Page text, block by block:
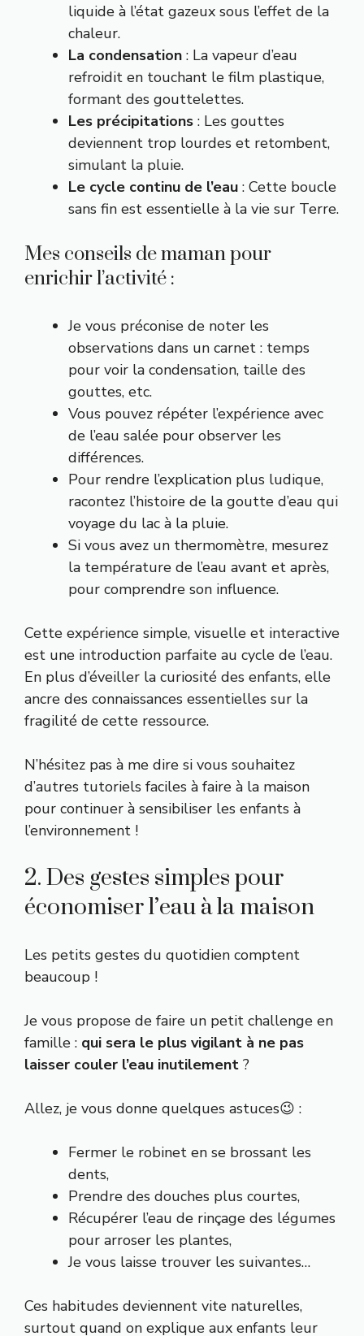
liquide à l’état gazeux sous l’effet de la
chaleur.
La condensation : La vapeur d’eau
refroidit en touchant le film plastique,
formant des gouttelettes.
Les précipitations : Les gouttes
deviennent trop lourdes et retombent,
simulant la pluie.
Le cycle continu de l’eau : Cette boucle
sans fin est essentielle à la vie sur Terre.
Mes conseils de maman pour
enrichir l’activité :
Je vous préconise de noter les
observations dans un carnet : temps
pour voir la condensation, taille des
gouttes, etc.
Vous pouvez répéter l’expérience avec
de l’eau salée pour observer les
différences.
Pour rendre l’explication plus ludique,
racontez l’histoire de la goutte d’eau qui
voyage du lac à la pluie.
Si vous avez un thermomètre, mesurez
la température de l’eau avant et après,
pour comprendre son influence.
Cette expérience simple, visuelle et interactive
est une introduction parfaite au cycle de l’eau.
En plus d’éveiller la curiosité des enfants, elle
ancre des connaissances essentielles sur la
fragilité de cette ressource.
N’hésitez pas à me dire si vous souhaitez
d’autres tutoriels faciles à faire à la maison
pour continuer à sensibiliser les enfants à
l’environnement !
2. Des gestes simples pour
économiser l’eau à la maison
Les petits gestes du quotidien comptent
beaucoup !
Je vous propose de faire un petit challenge en
famille : qui sera le plus vigilant à ne pas
laisser couler l’eau inutilement ?
Allez, je vous donne quelques astuces😉 :
Fermer le robinet en se brossant les
dents,
Prendre des douches plus courtes,
Récupérer l’eau de rinçage des légumes
pour arroser les plantes,
Je vous laisse trouver les suivantes…
Ces habitudes deviennent vite naturelles,
surtout quand on explique aux enfants leur